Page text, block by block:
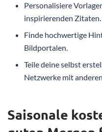
Personalisiere
inspirierenden Zitaten.
Finde hochwertige
Bildportalen.
Teile deine selbst
Netzwerke mit
Saisonale